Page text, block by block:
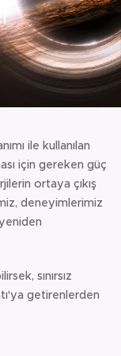
ile kullanılan
için gereken güç
ortaya çıkış
deneyimlerimiz
sınırsız
getirenlerden